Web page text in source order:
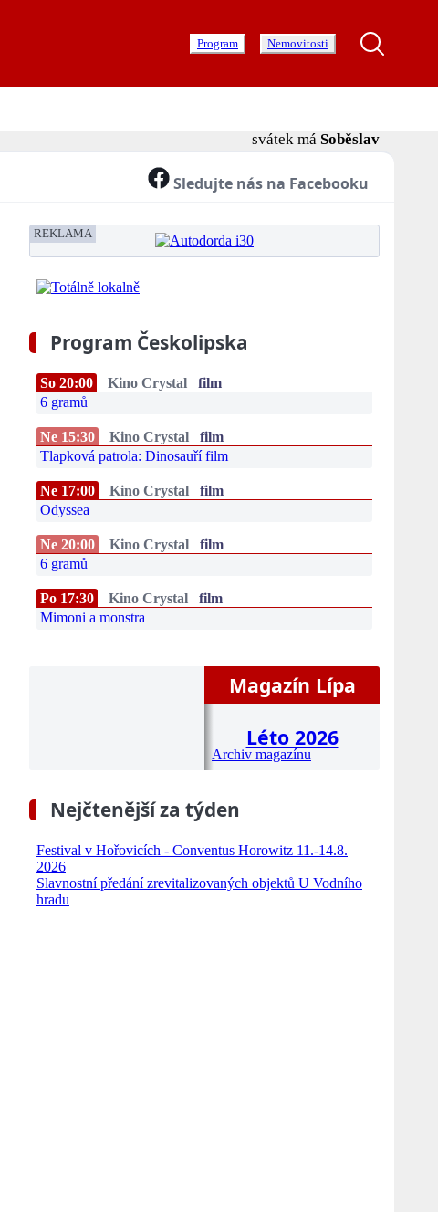
Program Nemovitosti
svátek má Soběslav
Sledujte nás na Facebooku
REKLAMA
Program Českolipska
So 20:00 Kino Crystal
film
6 gramů
Ne 15:30 Kino Crystal
film
Tlapková patrola: Dinosauří film
Ne 17:00 Kino Crystal
film
Odyssea
Ne 20:00 Kino Crystal
film
6 gramů
Po 17:30 Kino Crystal
film
Mimoni a monstra
Magazín Lípa
Léto 2026
Archiv magazínu
Nejčtenější za týden
Festival v Hořovicích - Conventus Horowitz 11.-14.8.
2026
Slavnostní předání zrevitalizovaných objektů U Vodního
hradu